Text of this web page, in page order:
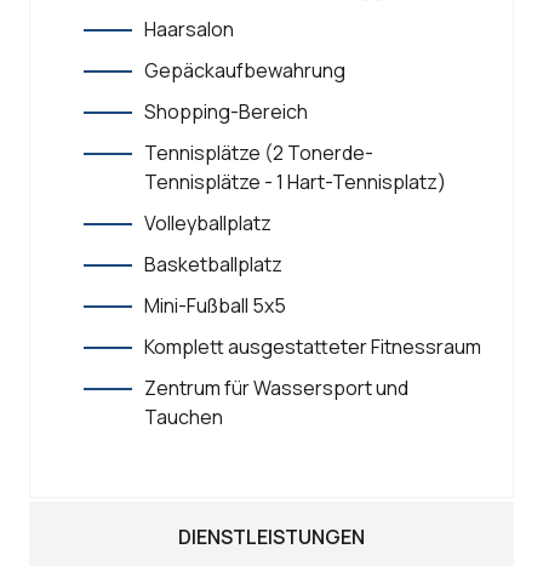
Haarsalon
Gepäckaufbewahrung
Shopping-Bereich
Tennisplätze (2 Tonerde-
Tennisplätze - 1 Hart-Tennisplatz)
Volleyballplatz
Basketballplatz
Mini-Fußball 5x5
Komplett ausgestatteter Fitnessraum
Zentrum für Wassersport und
Tauchen
DIENSTLEISTUNGEN